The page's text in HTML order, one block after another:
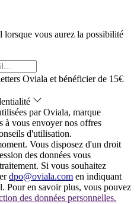
lorsque vous aurez la possibilité
Oviala et bénéficier de 15€
par Oviala, marque
à vous envoyer nos offres
d'utilisation.
Vous disposez d'un droit
des données vous
Si vous souhaitez
dpo@oviala.com en indiquant
Pour en savoir plus, vous pouvez
des données personnelles.